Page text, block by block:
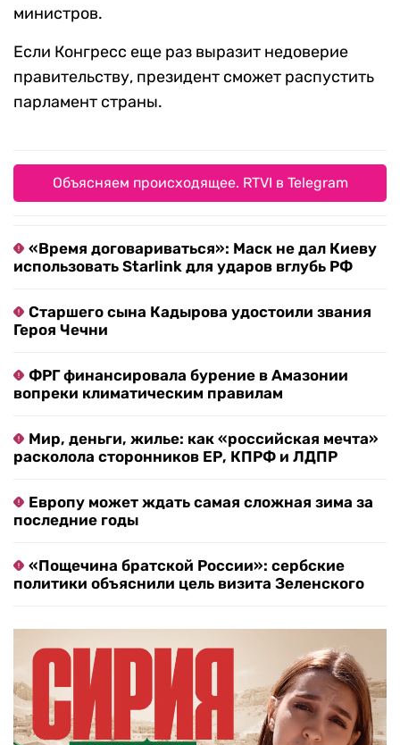
министров.
Если Конгресс еще раз выразит недоверие
правительству, президент сможет распустить
парламент страны.
Объясняем происходящее. RTVI в Telegram
«Время договариваться»: Маск не дал Киеву
использовать Starlink для ударов вглубь РФ
Старшего сына Кадырова удостоили звания
Героя Чечни
ФРГ финансировала бурение в Амазонии
вопреки климатическим правилам
Мир, деньги, жилье: как «российская мечта»
расколола сторонников ЕР, КПРФ и ЛДПР
Европу может ждать самая сложная зима за
последние годы
«Пощечина братской России»: сербские
политики объяснили цель визита Зеленского